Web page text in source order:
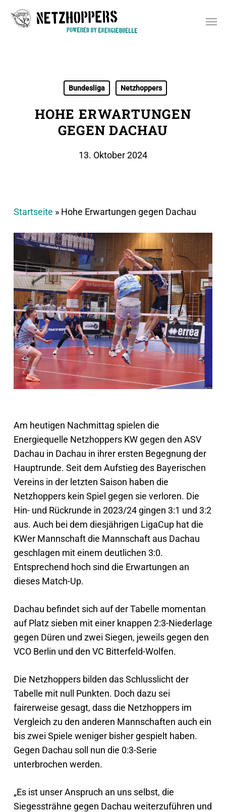
Bundesliga Netzhoppers
HOHE ERWARTUNGEN
GEGEN DACHAU
13. Oktober 2024
Startseite » Hohe Erwartungen gegen Dachau
Am heutigen Nachmittag spielen die
Energiequelle Netzhoppers KW gegen den ASV
Dachau in Dachau in ihrer ersten Begegnung der
Hauptrunde. Seit dem Aufstieg des Bayerischen
Vereins in der letzten Saison haben die
Netzhoppers kein Spiel gegen sie verloren. Die
Hin- und Rückrunde in 2023/24 gingen 3:1 und 3:2
aus. Auch bei dem diesjährigen LigaCup hat die
KWer Mannschaft die Mannschaft aus Dachau
geschlagen mit einem deutlichen 3:0.
Entsprechend hoch sind die Erwartungen an
dieses Match-Up.
Dachau befindet sich auf der Tabelle momentan
auf Platz sieben mit einer knappen 2:3-Niederlage
gegen Düren und zwei Siegen, jeweils gegen den
VCO Berlin und den VC Bitterfeld-Wolfen.
Die Netzhoppers bilden das Schlusslicht der
Tabelle mit null Punkten. Doch dazu sei
fairerweise gesagt, dass die Netzhoppers im
Vergleich zu den anderen Mannschaften auch ein
bis zwei Spiele weniger bisher gespielt haben.
Gegen Dachau soll nun die 0:3-Serie
unterbrochen werden.
„Es ist unser Anspruch an uns selbst, die
Siegessträhne gegen Dachau weiterzuführen und